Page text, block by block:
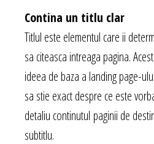
Contina un titlu clar
Titlul este elementul care ii
sa citeasca intreaga pagina.
ideea de baza a landing page-
sa stie exact despre ce este
detaliu continutul paginii de
subtitlu.